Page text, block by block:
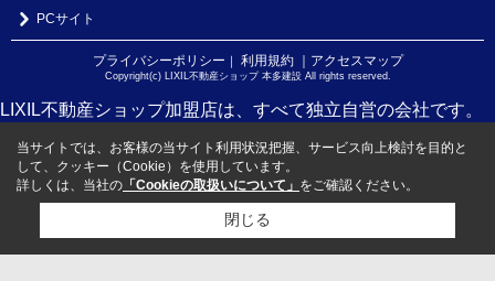
PCサイト
プライバシーポリシー ｜ 利用規約 ｜アクセスマップ
Copyright(c) LIXIL不動産ショップ 本多建設 All rights reserved.
LIXIL不動産ショップ加盟店は、すべて独立自営の会社です。
当サイトでは、お客様の当サイト利用状況把握、サービス向上検討を目的と
して、クッキー（Cookie）を使用しています。
詳しくは、当社の 「Cookieの取扱いについて」 をご確認ください。
閉じる